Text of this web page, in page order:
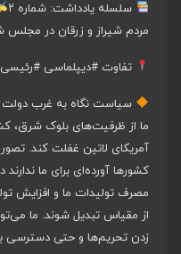
سلسله یادداشت: شماره ۲
مردم شیراز و زرقان در مجلس
تفاوت #دیپلماسی #رئیسی
سیاست نگاه به غرب دولت
ما از ظرفیت‌های بلوک شرق،
آمریکای لاتین غفلت کند.
کشورها آورده‌ای برای ما ندارند
مصرف تولیدات ما و افزایش
از مقیاس تبدیل شوند. ما
زدن تحریم‌ها و حتی دسترسی